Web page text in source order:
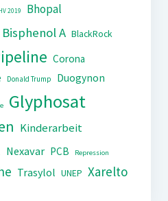
2019 Bhopal
Bisphenol A BlackRock
Corona
Donald Trump
Duogynon
Glyphosat
Kinderarbeit
Nexavar PCB Repression
Trasylol UNEP Xarelto